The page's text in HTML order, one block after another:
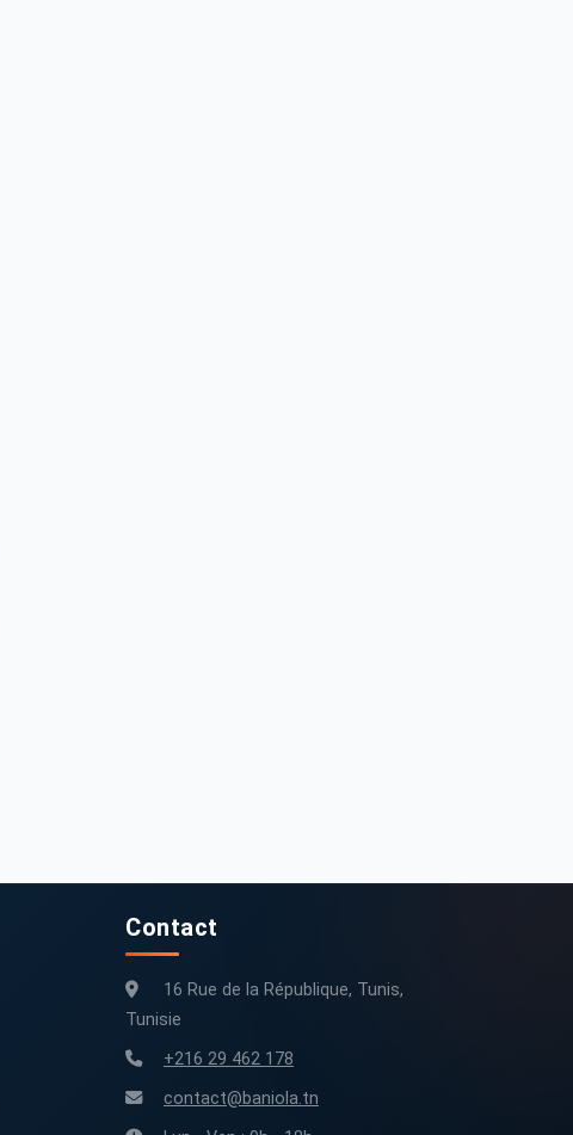
Contact
16 Rue de la République, Tunis,
Tunisie
+216 29 462 178
contact@baniola.tn